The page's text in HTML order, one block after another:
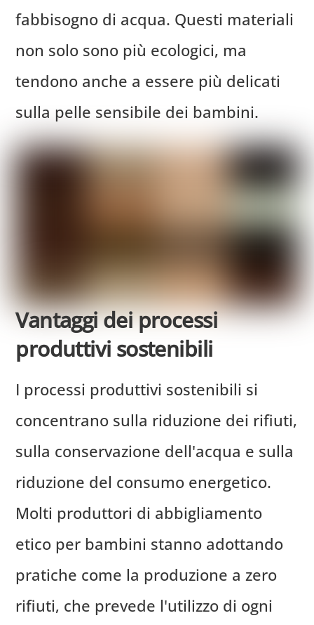
fabbisogno di acqua. Questi materiali
non solo sono più ecologici, ma
tendono anche a essere più delicati
sulla pelle sensibile dei bambini.
Vantaggi dei processi
produttivi sostenibili
I processi produttivi sostenibili si
concentrano sulla riduzione dei rifiuti,
sulla conservazione dell'acqua e sulla
riduzione del consumo energetico.
Molti produttori di abbigliamento
etico per bambini stanno adottando
pratiche come la produzione a zero
rifiuti, che prevede l'utilizzo di ogni